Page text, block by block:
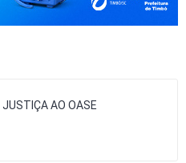
JUSTIÇA AO OASE